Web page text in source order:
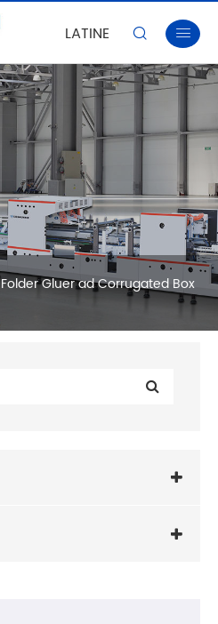
LATINE  
Folder Gluer ad Corrugated Box